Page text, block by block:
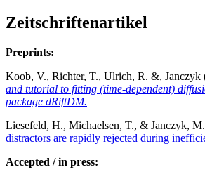
Zeitschriftenartikel
Preprints:
Koob, V., Richter, T., Ulrich, R. &, Janczyk
and tutorial to fitting (time-dependent)
package dRiftDM.
Liesefeld, H., Michaelsen, T., & Janczyk,
distractors are rapidly rejected during
Accepted / in press: